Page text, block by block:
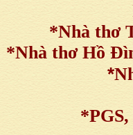
*Nhà thơ
*Nhà thơ Hồ
*
*